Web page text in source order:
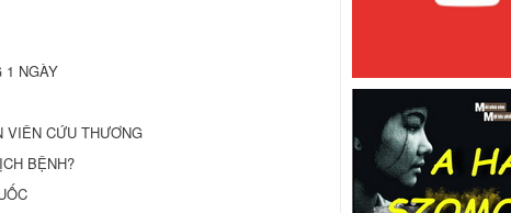
1 NGÀY
VIÊN CỨU THƯƠNG
BỆNH?